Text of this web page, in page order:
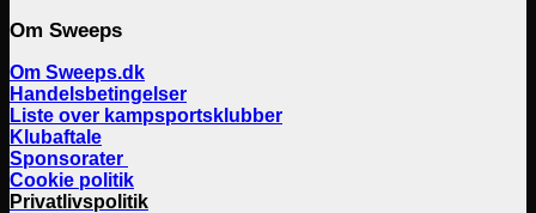
Om Sweeps
Om Sweeps.dk
Handelsbetingelser
Liste over kampsportsklubber
Klubaftale
Sponsorater
Cookie politik
Privatlivspolitik